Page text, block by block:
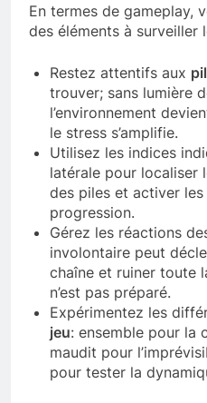
En termes de gameplay,
des éléments à surveiller
Restez attentifs aux
trouver; sans lumière
l’environnement
le stress s’amplifie.
Utilisez les indices
latérale pour localiser
des piles et activer les
progression.
Gérez les réactions
involontaire peut
chaîne et ruiner toute
n’est pas préparé.
Expérimentez les
jeu: ensemble pour la
maudit pour
pour tester la